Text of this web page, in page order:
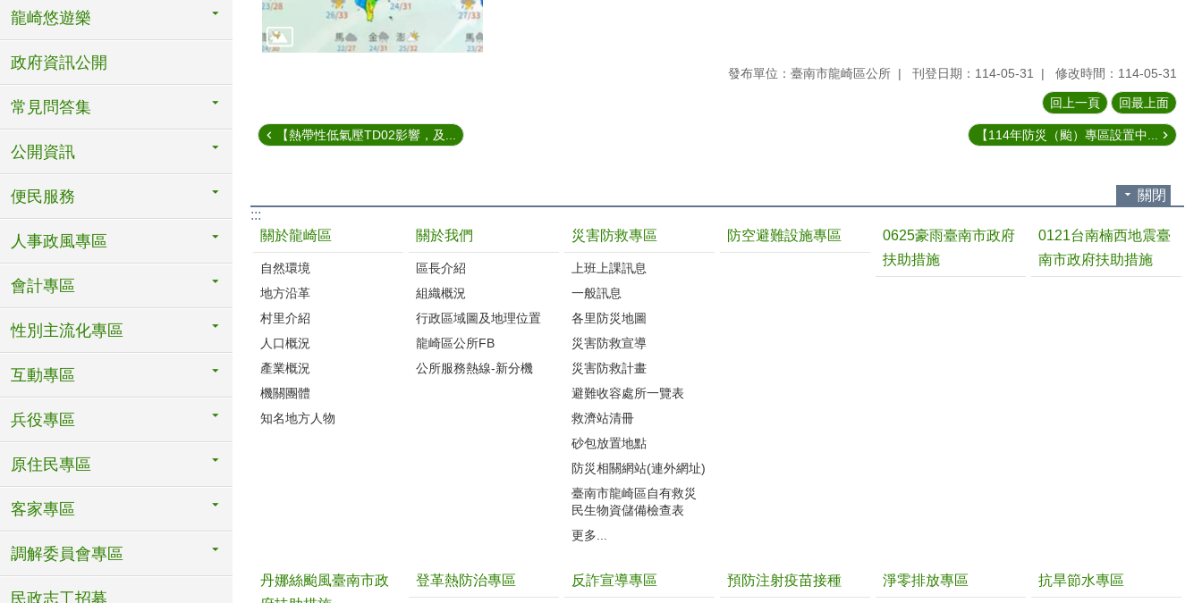
龍崎悠遊樂
政府資訊公開
常見問答集
公開資訊
便民服務
人事政風專區
會計專區
性別主流化專區
互動專區
兵役專區
原住民專區
客家專區
調解委員會專區
民政志工招募
發布單位：臺南市龍崎區公所 刊登日期：114-05-31 修改時間：114-05-31
回上一頁 回最上面
【熱帶性低氣壓TD02影響，及... 【114年防災（颱）專區設置中...
關閉
:::
關於龍崎區
自然環境
地方沿革
村里介紹
人口概況
產業概況
機關團體
知名地方人物
關於我們
區長介紹
組織概況
行政區域圖及地理位置
龍崎區公所FB
公所服務熱線-新分機
災害防救專區
上班上課訊息
一般訊息
各里防災地圖
災害防救宣導
災害防救計畫
避難收容處所一覽表
救濟站清冊
砂包放置地點
防災相關網站(連外網址)
臺南市龍崎區自有救災
民生物資儲備檢查表
更多...
防空避難設施專區
0625豪雨臺南市政府
扶助措施
0121台南楠西地震臺
南市政府扶助措施
丹娜絲颱風臺南市政
登革熱防治專區 反詐宣導專區 預防注射疫苗接種 淨零排放專區 抗旱節水專區